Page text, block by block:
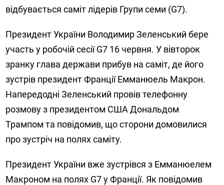
відбувається саміт лідерів Групи семи (G7).
Президент України Володимир Зеленський бере
участь у робочій сесії G7 16 червня. У вівторок
зранку глава держави прибув на саміт, де його
зустрів президент Франції Емманюель Макрон.
Напередодні Зеленський провів телефонну
розмову з президентом США Дональдом
Трампом та повідомив, що сторони домовилися
про зустріч на полях саміту.
Президент України вже зустрівся з Емманюелем
Макроном на полях G7 у Франції. Як повідомив